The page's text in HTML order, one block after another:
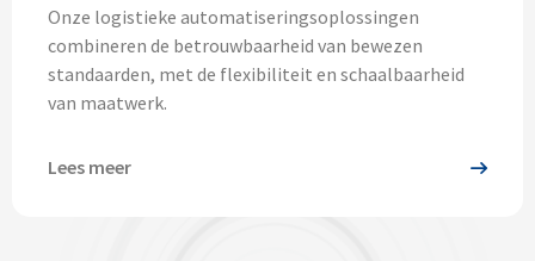
Onze logistieke automatiseringsoplossingen
combineren de betrouwbaarheid van bewezen
standaarden, met de flexibiliteit en schaalbaarheid
van maatwerk.
Lees meer